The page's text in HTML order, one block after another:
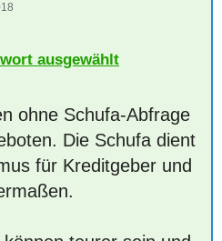
ausgewählt
ohne Schufa-Abfrage
Die Schufa dient
für Kreditgeber und